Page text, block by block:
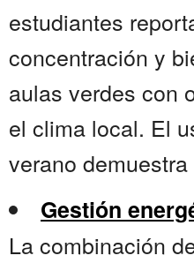
estudiantes
concentración y
aulas verdes con
el clima local. El
verano
Gestión
La combinación